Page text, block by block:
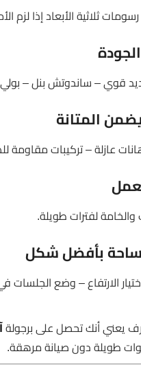
ثلاثية الأبعاد إذا لزم
قوي – ساندوتش بنل – بولي
المتانة
عازلة – تركيبات مقاومة
لفترات طويلة.
بأفضل شكل
الارتفاع – وضع
يعني أنك تحصل على برجولة
طويلة دون صيانة مرهقة.